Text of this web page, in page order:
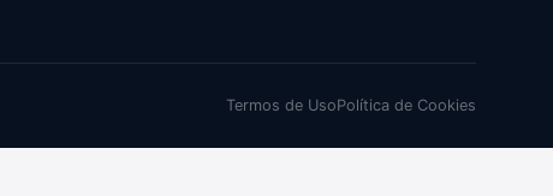
Termos de UsoPolítica de Cookies